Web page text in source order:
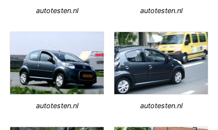
autotesten.nl autotesten.nl
autotesten.nl autotesten.nl